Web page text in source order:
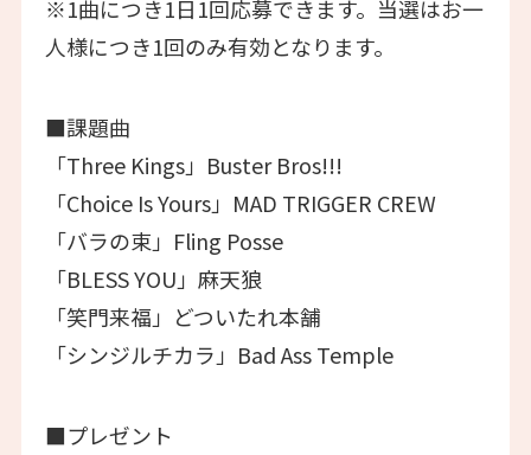
※1曲につき1日1回応募できます。当選はお一
人様につき1回のみ有効となります。
■課題曲
「Three Kings」Buster Bros!!!
「Choice Is Yours」MAD TRIGGER CREW
「バラの束」Fling Posse
「BLESS YOU」麻天狼
「笑門来福」どついたれ本舗
「シンジルチカラ」Bad Ass Temple
■プレゼント